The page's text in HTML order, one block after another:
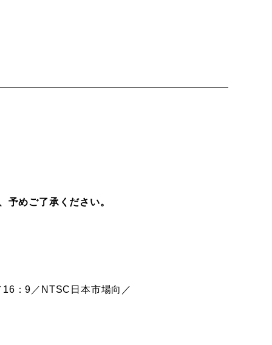
めご了承ください。
：9／NTSC日本市場向／